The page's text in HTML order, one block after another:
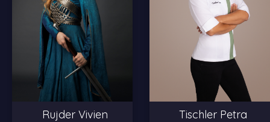
Rujder Vivien Tischler Petra